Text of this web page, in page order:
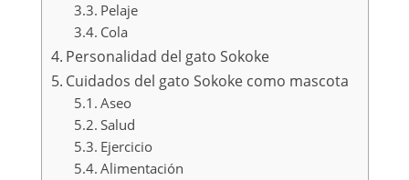
Pelaje
Cola
Personalidad del gato Sokoke
Cuidados del gato Sokoke como mascota
Aseo
Salud
Ejercicio
Alimentación